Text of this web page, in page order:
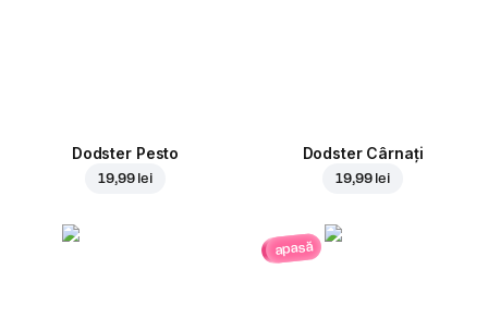
Dodster Pesto
19,99 lei
Dodster Cârnați
19,99 lei
apasă